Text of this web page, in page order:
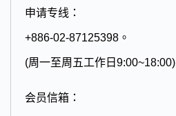
申请专线：
+886-02-87125398。
(周一至周五工作日9:00~18:00)
会员信箱：